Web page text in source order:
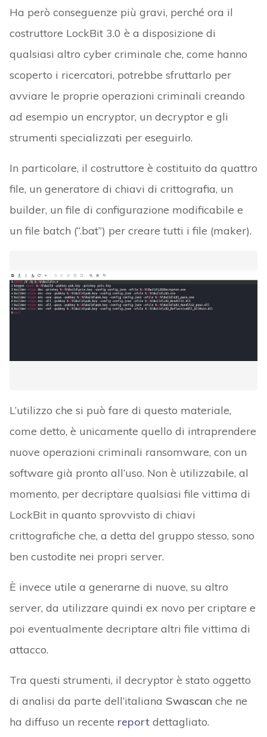
Ha però conseguenze più gravi, perché ora il
costruttore LockBit 3.0 è a disposizione di
qualsiasi altro cyber criminale che, come hanno
scoperto i ricercatori, potrebbe sfruttarlo per
avviare le proprie operazioni criminali creando
ad esempio un encryptor, un decryptor e gli
strumenti specializzati per eseguirlo.
In particolare, il costruttore è costituito da quattro
file, un generatore di chiavi di crittografia, un
builder, un file di configurazione modificabile e
un file batch (“.bat”) per creare tutti i file (maker).
L’utilizzo che si può fare di questo materiale,
come detto, è unicamente quello di intraprendere
nuove operazioni criminali ransomware, con un
software già pronto all’uso. Non è utilizzabile, al
momento, per decriptare qualsiasi file vittima di
LockBit in quanto sprovvisto di chiavi
crittografiche che, a detta del gruppo stesso, sono
ben custodite nei propri server.
È invece utile a generarne di nuove, su altro
server, da utilizzare quindi ex novo per criptare e
poi eventualmente decriptare altri file vittima di
attacco.
Tra questi strumenti, il decryptor è stato oggetto
di analisi da parte dell’italiana Swascan che ne
ha diffuso un recente reportdettagliato.